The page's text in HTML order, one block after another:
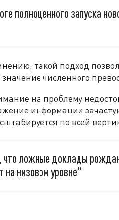
полноценного запуска
такой подход
численного
на проблему
информации
по всей
что ложные доклады
на низовом уровне"